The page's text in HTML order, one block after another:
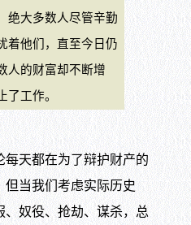
大多数人尽管辛勤
着他们，直至今日仍
人的财富却不断增
了工作。
天都在为了辩护财产的
但当我们考虑实际历史
、奴役、抢劫、谋杀，总